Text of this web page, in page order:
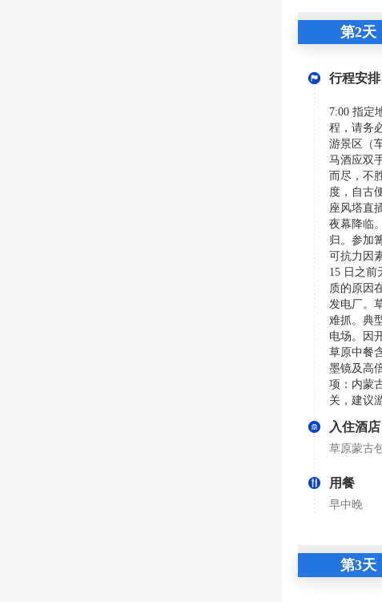
第2天
行程安
7:00 指定
程，请务
游景区（
马酒应双
而尽，不
度，自古
座风塔直
夜幕降临
归。参加
可抗力因
15 日之前
质的原因
发电厂。
难抓。典
电场。因
草原中餐
墨镜及高
项：内蒙
关，建议
入住酒店
草原蒙古
用餐
早中晚
第3天